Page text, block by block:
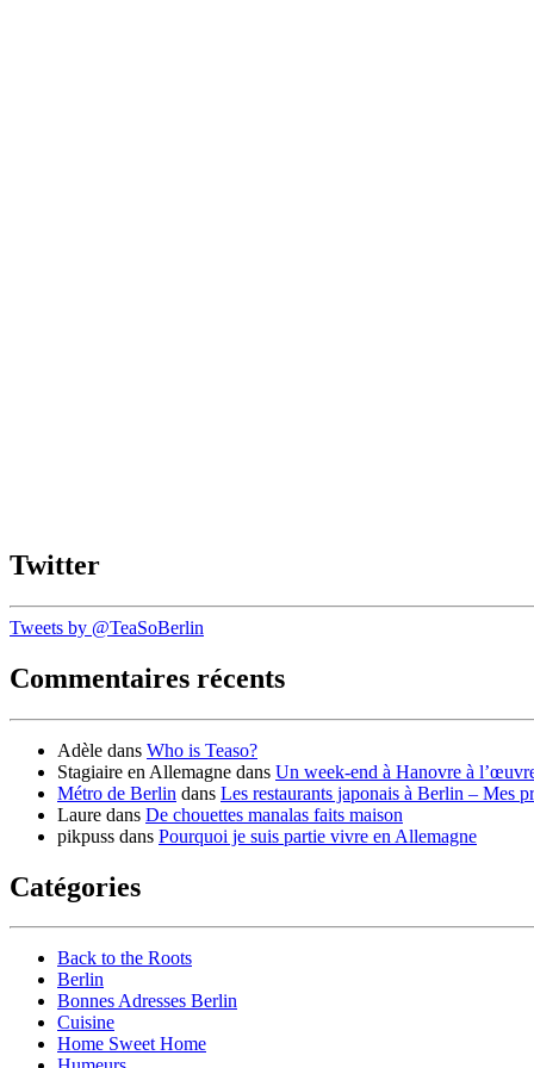
Twitter
Tweets by @TeaSoBerlin
Commentaires récents
Adèle dans Who is Teaso?
Stagiaire en Allemagne dans Un week-end à Hanovre à
Métro de Berlin dans Les restaurants japonais à Berlin – Mes
Laure dans De chouettes manalas faits maison
pikpuss dans Pourquoi je suis partie vivre en Allemagne
Catégories
Back to the Roots
Berlin
Bonnes Adresses Berlin
Cuisine
Home Sweet Home